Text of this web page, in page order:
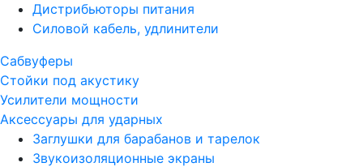
Дистрибьюторы питания
Силовой кабель, удлинители
Сабвуферы
Стойки под акустику
Усилители мощности
Аксессуары для ударных
Заглушки для барабанов и тарелок
Звукоизоляционные экраны